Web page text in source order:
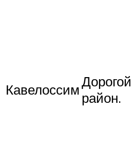
КавелоссимДорогой
район.